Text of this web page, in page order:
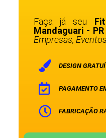
Faça já seu
Mandaguari -
Empresas,
DESIGN
PAGAMENTO
FABRICAÇÃO